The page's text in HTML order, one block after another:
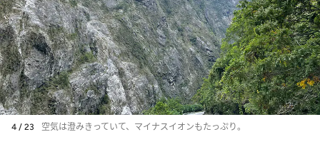
4 / 23 空気は澄みきっていて、マイナスイオンもたっぷり。